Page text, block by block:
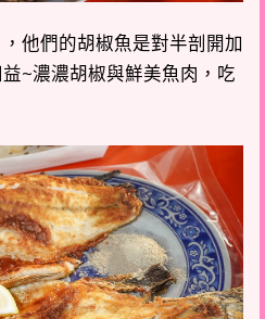
他們的胡椒魚是對半剖開加
~濃濃胡椒與鮮美魚肉，吃